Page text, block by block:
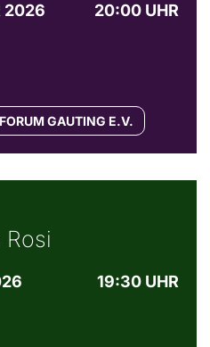
2026
20:00 UHR
GAUTING E.V.
19:30 UHR